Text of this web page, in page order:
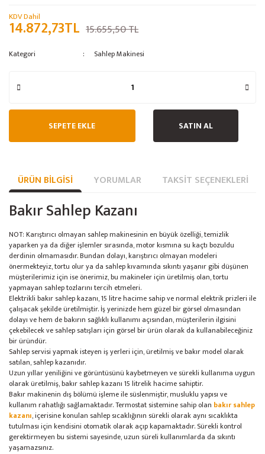
KDV Dahil
14.872,73TL 15.655,50 TL
Kategori Sahlep Makinesi
SEPETE EKLE SATIN AL
ÜRÜN BILGISI YORUMLAR TAKSIT SEÇENEKLERI
Bakır Sahlep Kazanı
NOT: Karıştırıcı olmayan sahlep makinesinin en büyük özelliği, temizlik
yaparken ya da diğer işlemler sırasında, motor kısmına su kaçtı bozuldu
derdinin olmamasıdır. Bundan dolayı, karıştırıcı olmayan modeleri
önermekteyiz, tortu olur ya da sahlep kıvamında sıkıntı yaşanır gibi düşünen
müşterilerimiz için ise önerimiz, bu makineler için üretilmiş olan, tortu
yapmayan sahlep tozlarını tercih etmeleri.
Elektrikli bakır sahlep kazanı, 15 litre hacime sahip ve normal elektrik prizleri ile
çalışacak şekilde üretilmiştir. İş yerinizde hem güzel bir görsel olmasından
dolayı ve hem de bakırın sağlıklı kullanımı açısından, müşterilerin ilgisini
çekebilecek ve sahlep satışları için görsel bir ürün olarak da kullanabileceğiniz
bir üründür.
Sahlep servisi yapmak isteyen iş yerleri için, üretilmiş ve bakır model olarak
satılan, sahlep kazanıdır.
Uzun yıllar yeniliğini ve görüntüsünü kaybetmeyen ve sürekli kullanıma uygun
olarak üretilmiş, bakır sahlep kazanı 15 litrelik hacime sahiptir.
Bakır makinenin dış bölümü işleme ile süslenmiştir, musluklu yapısı ve
kullanım rahatlığı sağlamaktadır. Termostat sistemine sahip olan bakır sahlep
kazanı, içerisine konulan sahlep sıcaklığının sürekli olarak aynı sıcaklıkta
tutulması için kendisini otomatik olarak açıp kapamaktadır. Sürekli kontrol
gerektirmeyen bu sistemi sayesinde, uzun süreli kullanımlarda da sıkıntı
yaşamazsınız.